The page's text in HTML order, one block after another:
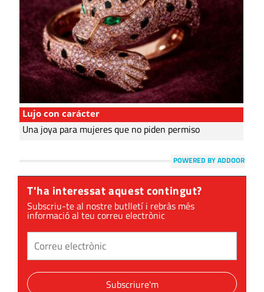
Lujo con carácter
Una joya para mujeres que no piden permiso
POWERED BY ADDOOR
T'ha interessat aquest contingut?
Subscriu-te al nostre butlletí i rebràs més
informació al teu correu electrònic
Subscriure'm